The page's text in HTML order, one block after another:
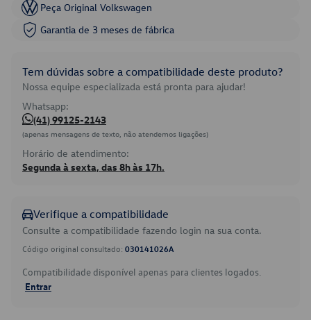
Peça Original Volkswagen
Garantia de 3 meses de fábrica
Tem dúvidas sobre a compatibilidade deste produto?
Nossa equipe especializada está pronta para ajudar!
Whatsapp:
(41) 99125-2143
(apenas mensagens de texto, não atendemos ligações)
Horário de atendimento:
Segunda à sexta, das 8h às 17h.
Verifique a compatibilidade
Consulte a compatibilidade fazendo login na sua conta.
Código original consultado: 030141026A
Compatibilidade disponível apenas para clientes logados.
Entrar